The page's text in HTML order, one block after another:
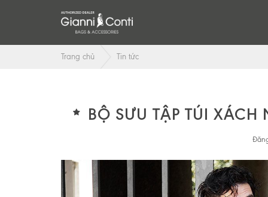
Trang chủ Tin tức
BỘ SƯU TẬP TÚI